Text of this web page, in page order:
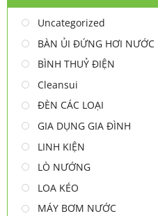
Uncategorized
BÀN ỦI ĐỨNG HƠI NƯỚC
BÌNH THUỶ ĐIỆN
Cleansui
ĐÈN CÁC LOẠI
GIA DỤNG GIA ĐÌNH
LINH KIỆN
LÒ NƯỚNG
LOA KÉO
MÁY BƠM NƯỚC